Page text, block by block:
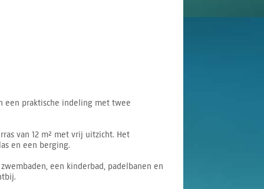
een praktische indeling met twee
van 12 m² met vrij uitzicht. Het
en een berging.
een kinderbad, padelbanen en